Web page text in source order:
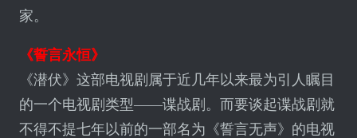
家。
《誓言永恒》
《潜伏》这部电视剧属于近几年以来最为引人瞩目
的一个电视剧类型——谍战剧。而要谈起谍战剧就
不得不提七年以前的一部名为《誓言无声》的电视